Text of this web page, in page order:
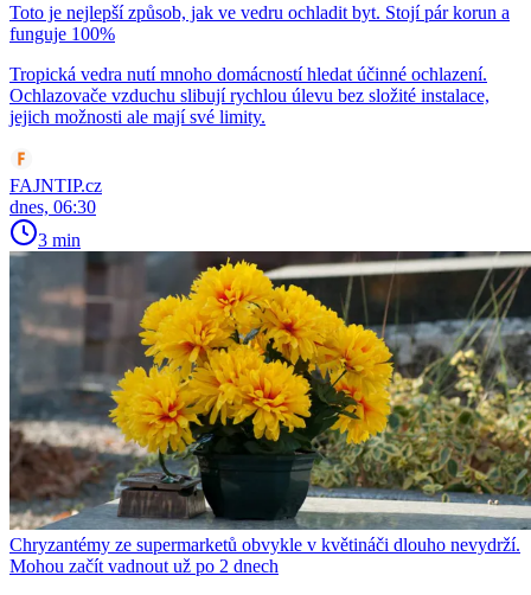
Toto je nejlepší způsob, jak ve vedru ochladit byt. Stojí pár korun a
funguje 100%
Tropická vedra nutí mnoho domácností hledat účinné ochlazení.
Ochlazovače vzduchu slibují rychlou úlevu bez složité instalace,
jejich možnosti ale mají své limity.
FAJNTIP.cz
dnes, 06:30
3 min
Chryzantémy ze supermarketů obvykle v květináči dlouho nevydrží.
Mohou začít vadnout už po 2 dnech